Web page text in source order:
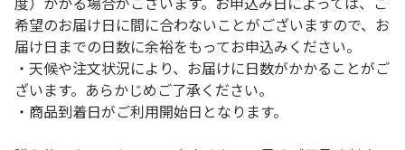
希望のお届け日に間に合わないことがございますので、お
届け日までの日数に余裕をもってお申込みください。
・天候や注文状況により、お届けに日数がかかることがご
ざいます。あらかじめご了承ください。
・商品到着日がご利用開始日となります。